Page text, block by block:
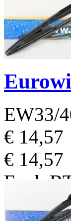
Resultaten 1 - 8 van
EW33/
€ 14,57
€ 14,57
Excl.
BTW